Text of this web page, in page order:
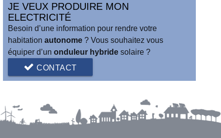
JE VEUX PRODUIRE MON
ELECTRICITÉ
Besoin d’une information pour rendre votre
habitationautonome? Vous souhaitez vous
équiper d’unonduleur hybride solaire ?
CONTACT